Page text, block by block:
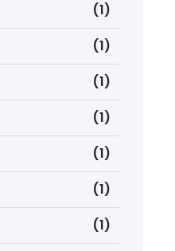
(1)
(1)
(1)
(1)
(1)
(1)
(1)